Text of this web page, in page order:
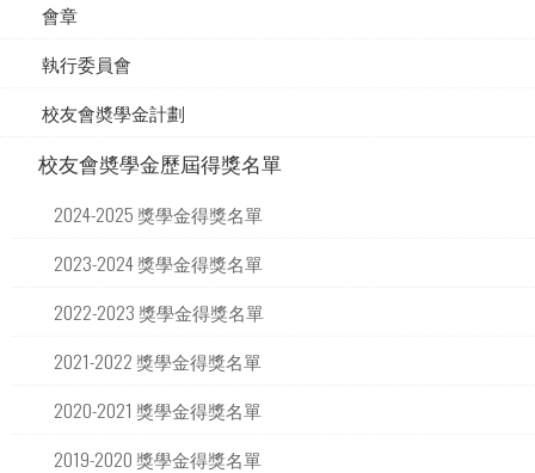
會章
執行委員會
校友會奬學金計劃
校友會奬學金歷屆得獎名單
2024-2025 獎學金得獎名單
2023-2024 獎學金得獎名單
2022-2023 獎學金得獎名單
2021-2022 獎學金得獎名單
2020-2021 獎學金得獎名單
2019-2020 獎學金得獎名單